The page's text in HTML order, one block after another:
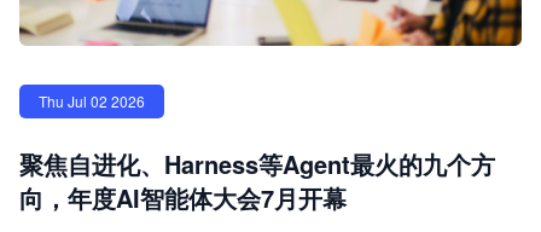
Thu Jul 02 2026
聚焦自进化、Harness等Agent最火的九个方
向，年度AI智能体大会7月开幕